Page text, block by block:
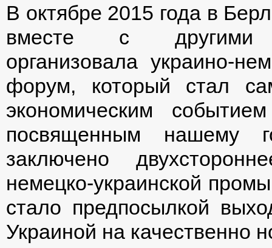
В октябре 2015 года в
вместе с другими
организовала украино-
форум, который стал
экономическим
посвященным нашему
заключено
немецко-украинской
стало предпосылкой
Украиной на качественно